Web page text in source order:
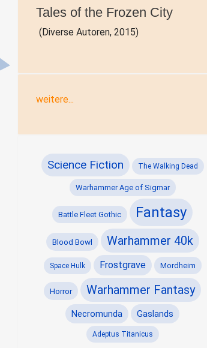
Tales of the Frozen City
(Diverse Autoren, 2015)
weitere...
Science Fiction The Walking Dead
Warhammer Age of Sigmar
Battle Fleet Gothic Fantasy
Blood Bowl Warhammer 40k
Space Hulk Frostgrave Mordheim
Horror Warhammer Fantasy
Necromunda Gaslands
Adeptus Titanicus